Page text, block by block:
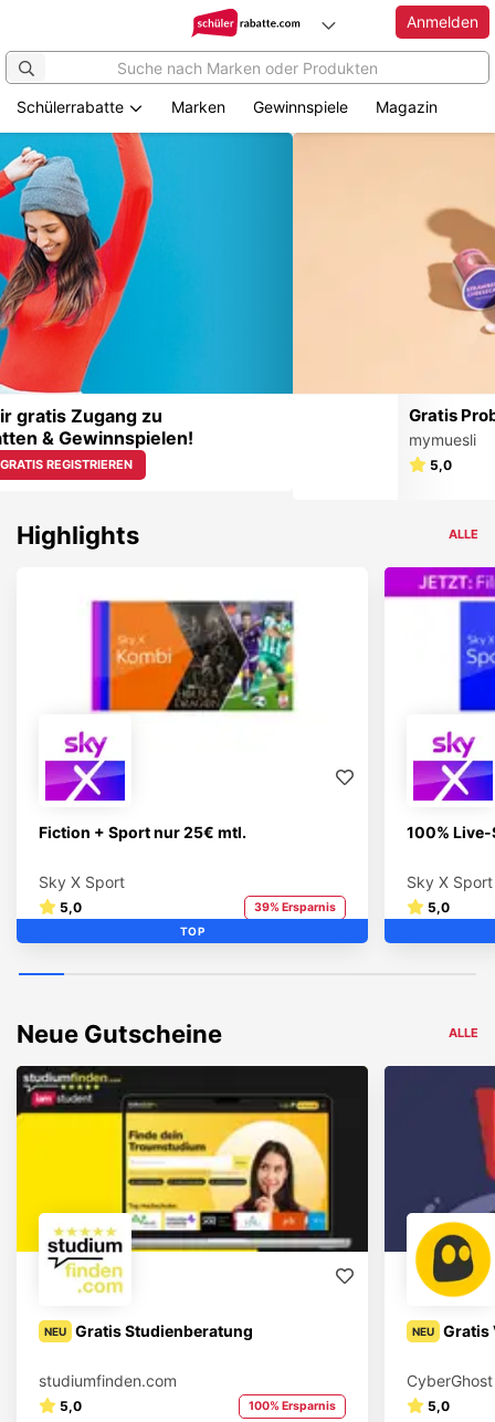
Zum
Hauptinhalt
springen
Anmelden
Schülerrabatte Marken Gewinnspiele Magazin
Gratis Probierpaket
mymuesli
Highlights ALLE
Fiction + Sport nur 25€ mtl.
Sky X Sport
5,0 39% Ersparnis
TOP
100%
Sky X Sport
5,0
Neue Gutscheine ALLE
NEU Gratis Studienberatung
studiumfinden.com
5,0 100% Ersparnis
NEU Gratis
5,0